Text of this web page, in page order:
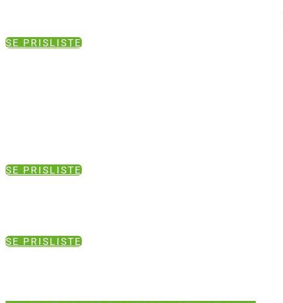
SE PRISLISTE
SE PRISLISTE
SE PRISLISTE